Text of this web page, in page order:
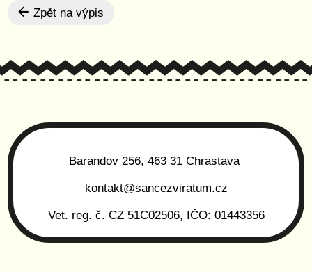
Zpět na výpis
Barandov 256, 463 31 Chrastava
kontakt@sancezviratum.cz
Vet. reg. č. CZ 51C02506, IČO: 01443356